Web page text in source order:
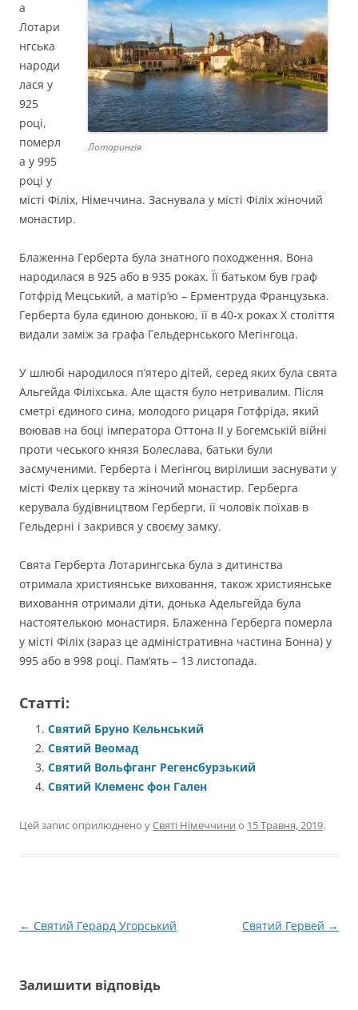
Лотарингія
а
Лотари
нгська
народи
лася у
925
році,
померл
а у 995
році у
місті Філіх, Німеччина. Заснувала у місті Філіх жіночий
монастир.
Блаженна Герберта була знатного походження. Вона
народилася в 925 або в 935 роках. Її батьком був граф
Готфрід Мецський, а матір’ю – Ерментруда Французька.
Герберта була єдиною донькою, її в 40-х роках Х століття
видали заміж за графа Гельдернського Мегінгоца.
У шлюбі народилося п’ятеро дітей, серед яких була свята
Альгейда Філіхська. Але щастя було нетривалим. Після
сметрі єдиного сина, молодого рицаря Готфріда, який
воював на боці імператора Оттона ІІ у Богемській війні
проти чеського князя Болеслава, батьки були
засмученими. Герберта і Мегінгоц вирілиши заснувати у
місті Феліх церкву та жіночий монастир. Герберга
керувала будівництвом Герберги, її чоловік поїхав в
Гельдерні і закрився у своєму замку.
Свята Герберта Лотарингська була з дитинства
отримала християнське виховання, також християнське
виховання отримали діти, донька Адельгейда була
настоятелькою монастиря. Блаженна Герберга померла
у місті Філіх (зараз це адміністративна частина Бонна) у
995 або в 998 році. Пам’ять – 13 листопада.
Статті:
Святий Бруно Кельнський
Святий Веомад
Святий Вольфганг Регенсбурзький
Святий Клеменс фон Гален
Цей запис оприлюднено уСвяті Німеччини о 15 Травня, 2019.
Навігація
← Святий Герард Угорський Святий Гервей →
Залишити відповідь